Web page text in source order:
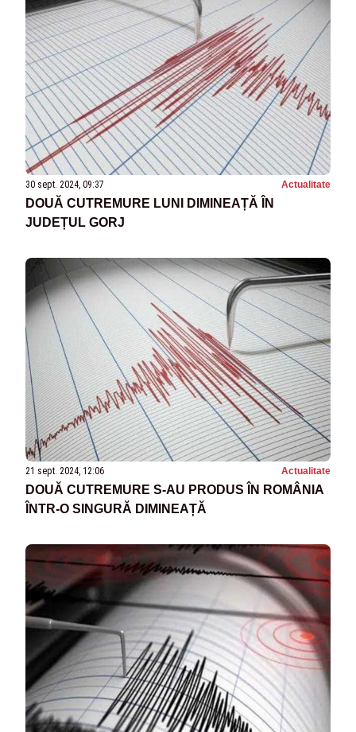
30 sept. 2024, 09:37 Actualitate
DOUĂ CUTREMURE LUNI DIMINEAȚĂ ÎN
JUDEȚUL GORJ
21 sept. 2024, 12:06 Actualitate
DOUĂ CUTREMURE S-AU PRODUS ÎN ROMÂNIA
ÎNTR-O SINGURĂ DIMINEAȚĂ